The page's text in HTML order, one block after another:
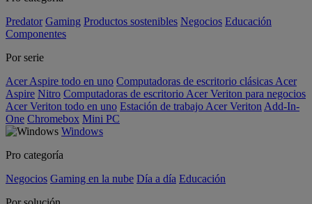
Predator Gaming Productos sostenibles Negocios Educación
Componentes
Por serie
Acer Aspire todo en uno Computadoras de escritorio clásicas Acer
Aspire Nitro Computadoras de escritorio Acer Veriton para negocios
Acer Veriton todo en uno Estación de trabajo Acer Veriton Add-In-
One Chromebox Mini PC
Windows
Pro categoría
Negocios Gaming en la nube Día a día Educación